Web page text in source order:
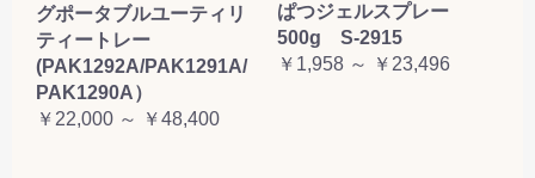
グポータブルユーティリ
ティートレー
(PAK1292A/PAK1291A/
PAK1290A）
￥22,000 ～ ￥48,400
ぱつジェルスプレー
500g S-2915
￥1,958 ～ ￥23,496